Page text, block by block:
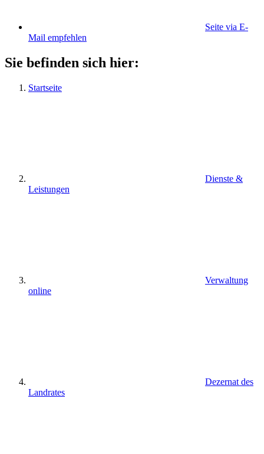
Seite via E-
Mail empfehlen
Sie befinden sich hier:
Startseite
Dienste &
Leistungen
Verwaltung
online
Dezernat des
Landrates